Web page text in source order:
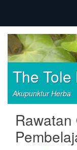
The
Akupunktur Herba